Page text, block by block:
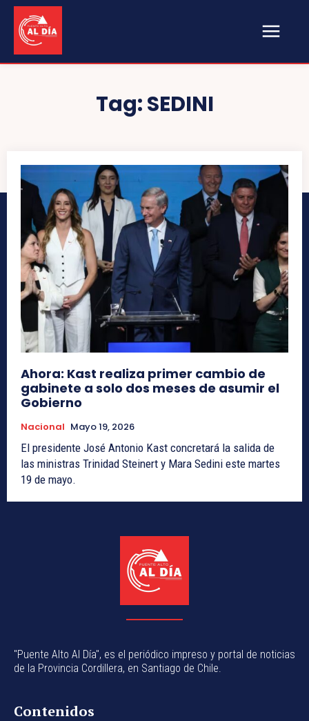
Tag:SEDINI
Ahora: Kast realiza primer cambio de
gabinete a solo dos meses de asumir el
Gobierno
Nacional Mayo 19, 2026
El presidente José Antonio Kast concretará la salida de
las ministras Trinidad Steinert y Mara Sedini este martes
19 de mayo.
"Puente Alto Al Día", es el periódico impreso y portal de noticias
de la Provincia Cordillera, en Santiago de Chile.
Contenidos